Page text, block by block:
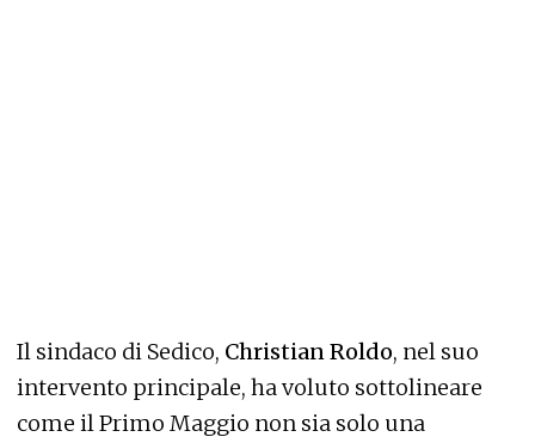
Il sindaco di Sedico, Christian Roldo, nel suo
intervento principale, ha voluto sottolineare
come il Primo Maggio non sia solo una